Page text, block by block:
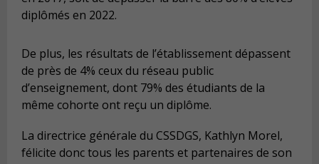
diplômés en 2022.
De plus, les résultats de l’établissement dépassent
de près de 4% ceux du réseau public
d’enseignement, dont 79% des étudiants de la
même cohorte ont reçu un diplôme.
La directrice générale du CSSDGS, Kathlyn Morel,
félicite donc tous les parents et partenaires de son